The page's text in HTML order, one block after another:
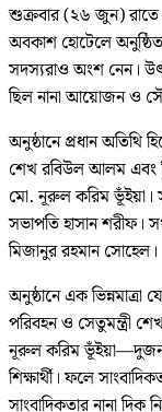
শুক্রবার (২৬ জুন) রাতে
অবকাশ হোটেলে
সদস্যরাও অংশ নেন।
ছিল নানা আয়োজন ও
অনুষ্ঠানে প্রধান অতিথি
শেখ রবিউল আলম এবং
মো. নূরুল করিম ভূঁইয়া।
সভাপতি হাসান শরীফ।
মিজানুর রহমান সোহেল।
অনুষ্ঠানে এক
পরিবহন ও সেতুমন্ত্রী
নূরুল করিম ভূঁইয়া—দুজনই
শিক্ষার্থী। ফলে
সাংবাদিকতার নানা